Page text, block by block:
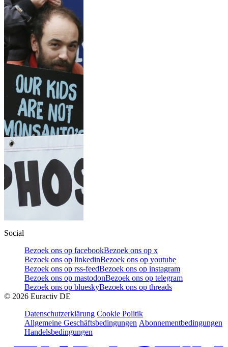
Social
Bezoek ons op facebookBezoek ons op x
Bezoek ons op linkedinBezoek ons op youtube
Bezoek ons op rss-feedBezoek ons op instagram
Bezoek ons op mastodonBezoek ons op telegram
Bezoek ons op blueskyBezoek ons op threads
© 2026 Euractiv DE
Datenschutzerklärung Cookie Politik
Allgemeine Geschäftsbedingungen Abonnementbedingungen
Handelsbedingungen